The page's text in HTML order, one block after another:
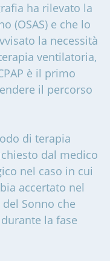
ha rilevato la
(OSAS) e che lo
la necessità
ventilatoria,
è il primo
il percorso
di terapia
dal medico
nel caso in cui
accertato nel
Sonno che
la fase